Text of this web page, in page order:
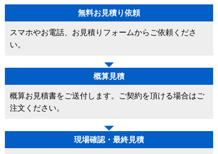
無料お見積り依頼
スマホやお電話、お見積りフォームからご依頼くださ
い。
概算見積
概算お見積書をご送付します。ご契約を頂ける場合はご
注文ください。
現場確認・最終見積